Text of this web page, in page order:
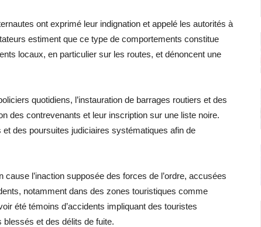
ont exprimé leur indignation et appelé les autorités à
estiment que ce type de comportements constitue
locaux, en particulier sur les routes, et dénoncent une
quotidiens, l’instauration de barrages routiers et des
des contrevenants et leur inscription sur une liste noire.
des poursuites judiciaires systématiques afin de
l’inaction supposée des forces de l’ordre, accusées
notamment dans des zones touristiques comme
été témoins d’accidents impliquant des touristes
et des délits de fuite.